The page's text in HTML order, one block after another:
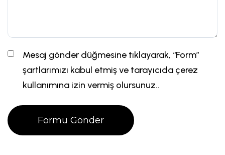
Mesaj gönder düğmesine tıklayarak, “Form”
şartlarımızı kabul etmiş ve tarayıcıda çerez
kullanımına izin vermiş olursunuz..